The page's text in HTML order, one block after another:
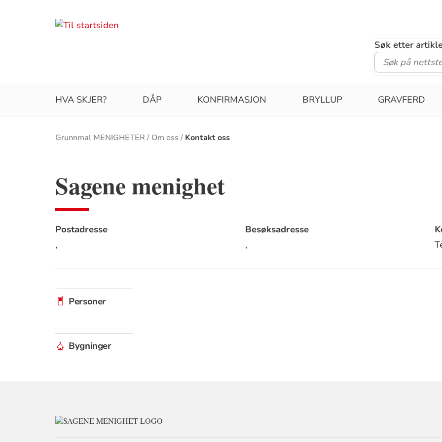
Søk etter
HVA SKJER? DÅP KONFIRMASJON BRYLLUP GRAVFERD
Brødsmulesti
Grunnmal MENIGHETER Om oss Kontakt oss
Sagene menighet
Postadresse
,
Besøksadresse
,
Personer
Bygninger